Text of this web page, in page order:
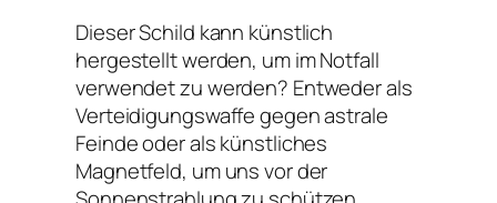
Dieser Schild kann künstlich
hergestellt werden, um im Notfall
verwendet zu werden? Entweder als
Verteidigungswaffe gegen astrale
Feinde oder als künstliches
Magnetfeld, um uns vor der